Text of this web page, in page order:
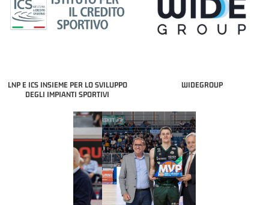
LNP E ICS INSIEME PER LO SVILUPPO
DEGLI IMPIANTI SPORTIVI
WIDEGROUP